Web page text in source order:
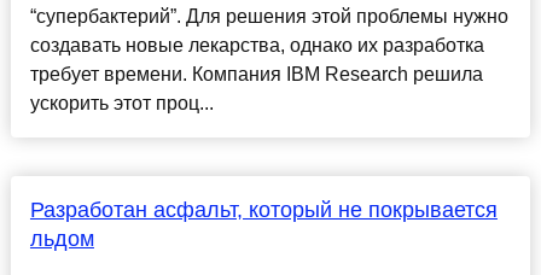
“супербактерий”. Для решения этой проблемы нужно
создавать новые лекарства, однако их разработка
требует времени. Компания IBM Research решила
ускорить этот проц...
Разработан асфальт, который не покрывается
льдом